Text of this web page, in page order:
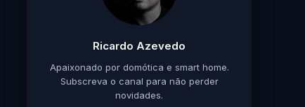
Ricardo Azevedo
Apaixonado por domótica e smart home.
Subscreva o canal para não perder
novidades.